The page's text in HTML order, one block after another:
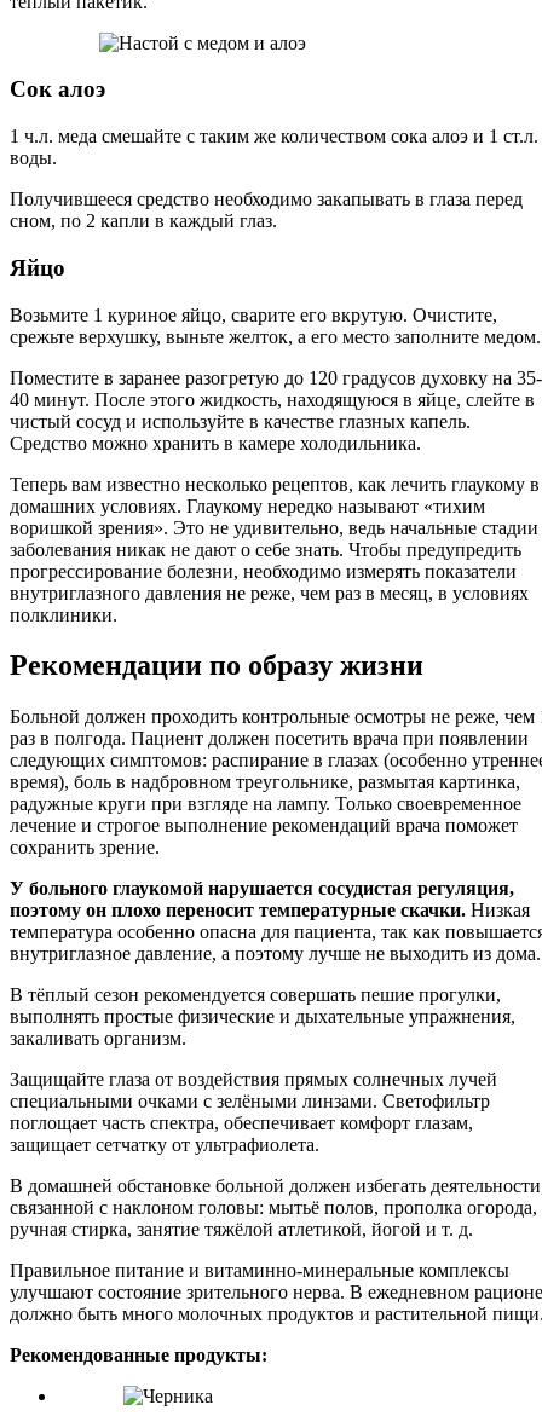
Сок алоэ
1 ч.л. меда смешайте с таким же количеством сока алоэ и 1 ст.л.
воды.
Получившееся средство необходимо закапывать в глаза перед
сном, по 2 капли в каждый глаз.
Яйцо
Возьмите 1 куриное яйцо, сварите его вкрутую. Очистите,
срежьте верхушку, выньте желток, а его место заполните медом.
Поместите в заранее разогретую до 120 градусов духовку на 35-
40 минут. После этого жидкость, находящуюся в яйце, слейте в
чистый сосуд и используйте в качестве глазных капель.
Средство можно хранить в камере холодильника.
Теперь вам известно несколько рецептов, как лечить глаукому в
домашних условиях. Глаукому нередко называют «тихим
воришкой зрения». Это не удивительно, ведь начальные стадии
заболевания никак не дают о себе знать. Чтобы предупредить
прогрессирование болезни, необходимо измерять показатели
внутриглазного давления не реже, чем раз в месяц, в условиях
полклиники.
Рекомендации по образу жизни
Больной должен проходить контрольные осмотры не реже, чем
раз в полгода. Пациент должен посетить врача при появлении
следующих симптомов: распирание в глазах (особенно
время), боль в надбровном треугольнике, размытая картинка,
радужные круги при взгляде на лампу. Только своевременное
лечение и строгое выполнение рекомендаций врача поможет
сохранить зрение.
У больного глаукомой нарушается сосудистая регуляция,
поэтому он плохо переносит температурные скачки. Низкая
температура особенно опасна для пациента, так как
внутриглазное давление, а поэтому лучше не выходить из дома.
В тёплый сезон рекомендуется совершать пешие прогулки,
выполнять простые физические и дыхательные упражнения,
закаливать организм.
Защищайте глаза от воздействия прямых солнечных лучей
специальными очками с зелёными линзами. Светофильтр
поглощает часть спектра, обеспечивает комфорт глазам,
защищает сетчатку от ультрафиолета.
В домашней обстановке больной должен избегать
связанной с наклоном головы: мытьё полов, прополка огорода,
ручная стирка, занятие тяжёлой атлетикой, йогой и т. д.
Правильное питание и витаминно-минеральные комплексы
улучшают состояние зрительного нерва. В ежедневном рационе
должно быть много молочных продуктов и растительной
Рекомендованные продукты: